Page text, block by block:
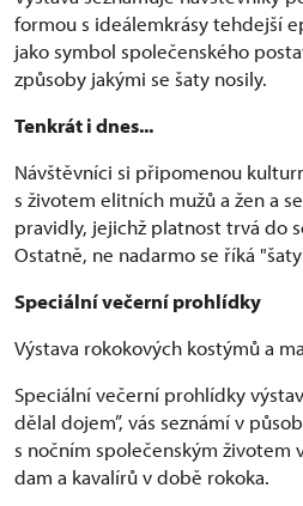
formou s ideálemkrásy tehdejší
jako symbol společenského
způsoby jakými se šaty nosily.
Tenkrát i dnes...
Návštěvníci si připomenou
s životem elitních mužů a žen a
pravidly, jejichž platnost trvá do
Ostatně, ne nadarmo se říká "šaty
Speciální večerní prohlídky
Výstava rokokových kostýmů a
Speciální večerní prohlídky
dělal dojem”, vás seznámí v
s nočním společenským životem
dam a kavalírů v době rokoka.